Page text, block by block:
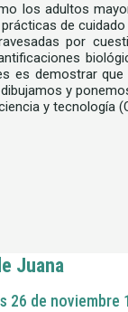
los adultos
de
por
es demostrar
y
y tecnología
Juana
26 de noviembre